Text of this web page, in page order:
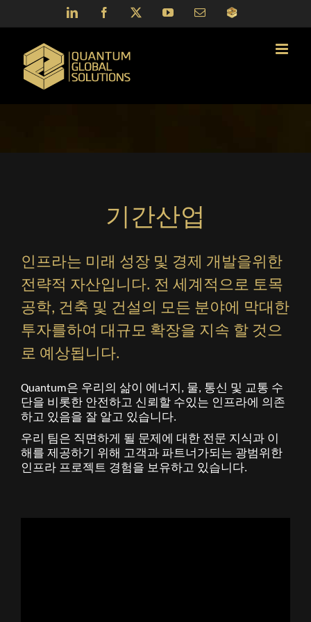
LinkedIn Facebook YouTubeEmailQGS
기간산업
인프라는 미래 성장 및 경제 개발을위한
전략적 자산입니다. 전 세계적으로 토목
공학, 건축 및 건설의 모든 분야에 막대한
투자를하여 대규모 확장을 지속 할 것으
로 예상됩니다.
Quantum은 우리의 삶이 에너지, 물, 통신 및 교통 수
단을 비롯한 안전하고 신뢰할 수있는 인프라에 의존
하고 있음을 잘 알고 있습니다.
우리 팀은 직면하게 될 문제에 대한 전문 지식과 이
해를 제공하기 위해 고객과 파트너가되는 광범위한
인프라 프로젝트 경험을 보유하고 있습니다.